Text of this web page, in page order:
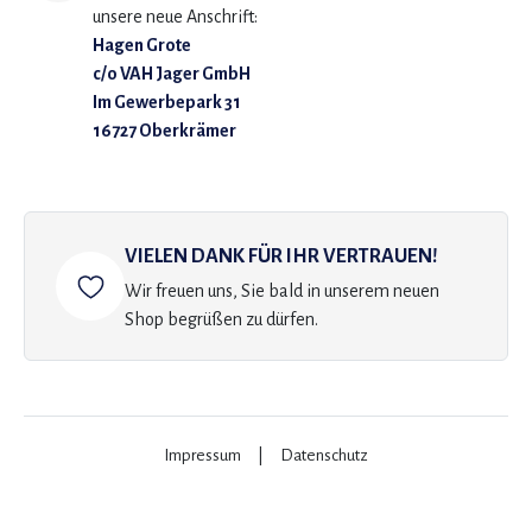
unsere neue Anschrift:
Hagen Grote
c/o VAH Jager GmbH
Im Gewerbepark 31
16727 Oberkrämer
VIELEN DANK FÜR IHR VERTRAUEN!
Wir freuen uns, Sie bald in unserem neuen
Shop begrüßen zu dürfen.
Impressum Datenschutz